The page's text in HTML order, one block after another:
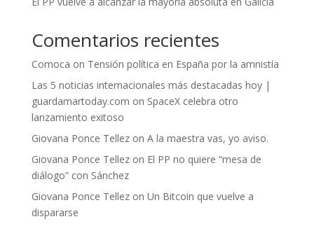
Comentarios recientes
Comoca on Tensión política en España por la amnistía
Las 5 noticias internacionales más destacadas hoy |
guardamartoday.com on SpaceX celebra otro
lanzamiento exitoso
Giovana Ponce Tellezon A la maestra vas, yo aviso.
Giovana Ponce Tellezon El PP no quiere “mesa de
diálogo” con Sánchez
Giovana Ponce Tellezon Un Bitcoin que vuelve a
dispararse